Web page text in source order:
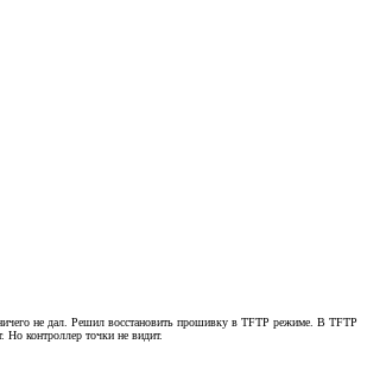
не дал. Решил восстановить прошивку в TFTP режиме. В TFTP
Но контроллер точки не видит.